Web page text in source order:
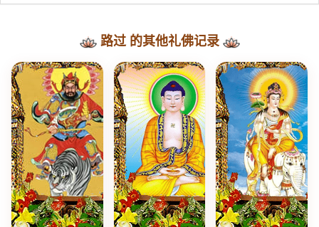
路过 的其他礼佛记录